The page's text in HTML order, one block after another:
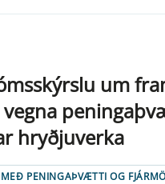
um
hryðjuverka
MEÐ PENINGAÞVÆTTI OG